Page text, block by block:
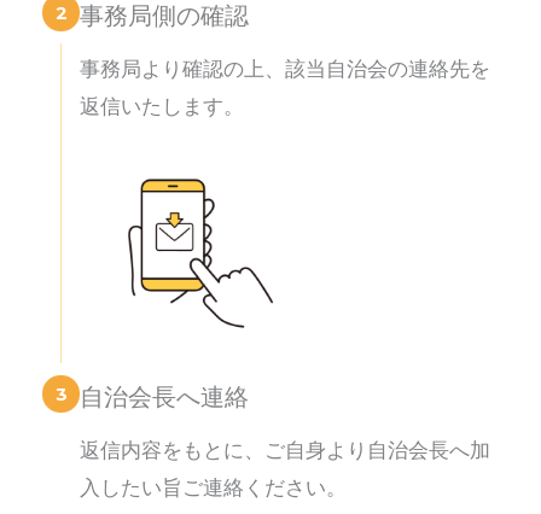
2 事務局側の確認
事務局より確認の上、該当自治会の連絡先を
返信いたします。
3 自治会長へ連絡
返信内容をもとに、ご自身より自治会長へ加
入したい旨ご連絡ください。